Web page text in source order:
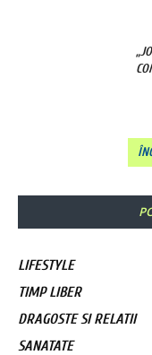
LIFESTYLE
TIMP LIBER
DRAGOSTE SI RELATII
SANATATE